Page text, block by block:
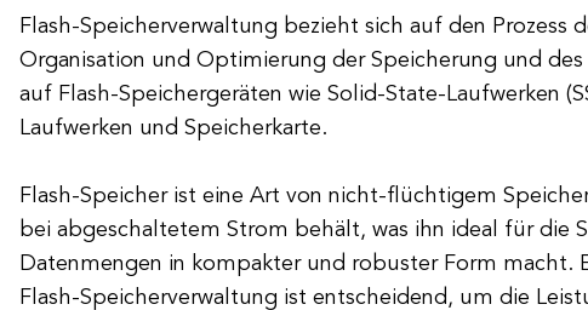
Flash-Speicherverwaltung bezieht sich auf den Prozess
Organisation und Optimierung der Speicherung und
auf Flash-Speichergeräten wie Solid-State-Laufwerken
Laufwerken und Speicherkarte.
Flash-Speicher ist eine Art von nicht-flüchtigem
bei abgeschaltetem Strom behält, was ihn ideal für die
Datenmengen in kompakter und robuster Form macht.
Flash-Speicherverwaltung ist entscheidend, um die